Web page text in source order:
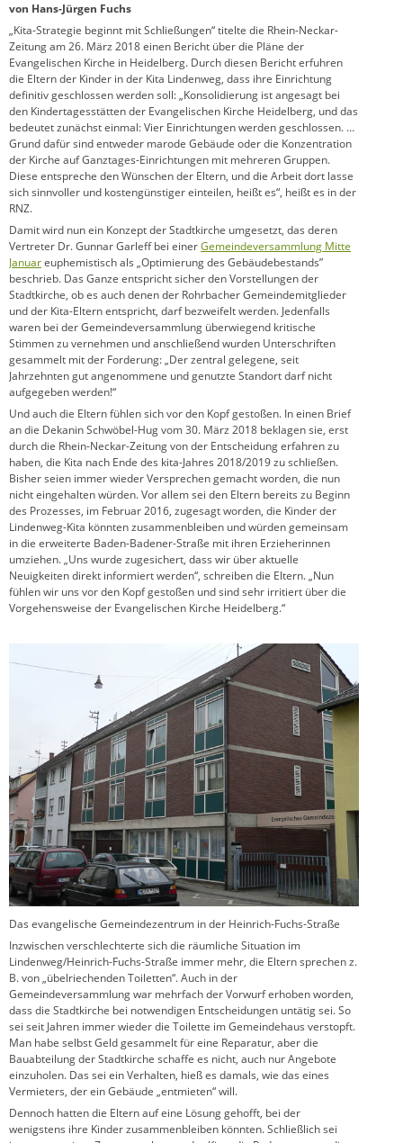
von Hans-Jürgen Fuchs
„Kita-Strategie beginnt mit Schließungen“ titelte die Rhein-Neckar-
Zeitung am 26. März 2018 einen Bericht über die Pläne der
Evangelischen Kirche in Heidelberg. Durch diesen Bericht erfuhren
die Eltern der Kinder in der Kita Lindenweg, dass ihre Einrichtung
definitiv geschlossen werden soll: „Konsolidierung ist angesagt bei
den Kindertagesstätten der Evangelischen Kirche Heidelberg, und das
bedeutet zunächst einmal: Vier Einrichtungen werden geschlossen. …
Grund dafür sind entweder marode Gebäude oder die Konzentration
der Kirche auf Ganztages-Einrichtungen mit mehreren Gruppen.
Diese entspreche den Wünschen der Eltern, und die Arbeit dort lasse
sich sinnvoller und kostengünstiger einteilen, heißt es“, heißt es in der
RNZ.
Damit wird nun ein Konzept der Stadtkirche umgesetzt, das deren
Vertreter Dr. Gunnar Garleff bei einerGemeindeversammlung Mitte
Januareuphemistisch als „Optimierung des Gebäudebestands”
beschrieb. Das Ganze entspricht sicher den Vorstellungen der
Stadtkirche, ob es auch denen der Rohrbacher Gemeindemitglieder
und der Kita-Eltern entspricht, darf bezweifelt werden. Jedenfalls
waren bei der Gemeindeversammlung überwiegend kritische
Stimmen zu vernehmen und anschließend wurden Unterschriften
gesammelt mit der Forderung: „Der zentral gelegene, seit
Jahrzehnten gut angenommene und genutzte Standort darf nicht
aufgegeben werden!“
Und auch die Eltern fühlen sich vor den Kopf gestoßen. In einen Brief
an die Dekanin Schwöbel-Hug vom 30. März 2018 beklagen sie, erst
durch die Rhein-Neckar-Zeitung von der Entscheidung erfahren zu
haben, die Kita nach Ende des kita-Jahres 2018/2019 zu schließen.
Bisher seien immer wieder Versprechen gemacht worden, die nun
nicht eingehalten würden. Vor allem sei den Eltern bereits zu Beginn
des Prozesses, im Februar 2016, zugesagt worden, die Kinder der
Lindenweg-Kita könnten zusammenbleiben und würden gemeinsam
in die erweiterte Baden-Badener-Straße mit ihren Erzieherinnen
umziehen. „Uns wurde zugesichert, dass wir über aktuelle
Neuigkeiten direkt informiert werden“, schreiben die Eltern. „Nun
fühlen wir uns vor den Kopf gestoßen und sind sehr irritiert über die
Vorgehensweise der Evangelischen Kirche Heidelberg.“
Das evangelische Gemeindezentrum in der Heinrich-Fuchs-Straße
Inzwischen verschlechterte sich die räumliche Situation im
Lindenweg/Heinrich-Fuchs-Straße immer mehr, die Eltern sprechen z.
B. von „übelriechenden Toiletten“. Auch in der
Gemeindeversammlung war mehrfach der Vorwurf erhoben worden,
dass die Stadtkirche bei notwendigen Entscheidungen untätig sei. So
sei seit Jahren immer wieder die Toilette im Gemeindehaus verstopft.
Man habe selbst Geld gesammelt für eine Reparatur, aber die
Bauabteilung der Stadtkirche schaffe es nicht, auch nur Angebote
einzuholen. Das sei ein Verhalten, hieß es damals, wie das eines
Vermieters, der ein Gebäude „entmieten“ will.
Dennoch hatten die Eltern auf eine Lösung gehofft, bei der
wenigstens ihre Kinder zusammenbleiben könnten. Schließlich sei